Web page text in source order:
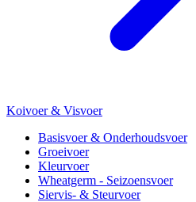
Koivoer & Visvoer
Basisvoer & Onderhoudsvoer
Groeivoer
Kleurvoer
Wheatgerm - Seizoensvoer
Siervis- & Steurvoer